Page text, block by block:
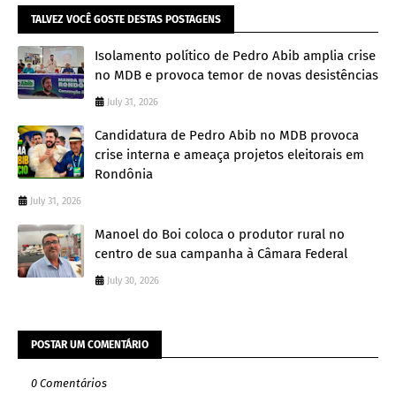
TALVEZ VOCÊ GOSTE DESTAS POSTAGENS
Isolamento político de Pedro Abib amplia crise
no MDB e provoca temor de novas desistências
July 31, 2026
Candidatura de Pedro Abib no MDB provoca
crise interna e ameaça projetos eleitorais em
Rondônia
July 31, 2026
Manoel do Boi coloca o produtor rural no
centro de sua campanha à Câmara Federal
July 30, 2026
POSTAR UM COMENTÁRIO
0 Comentários